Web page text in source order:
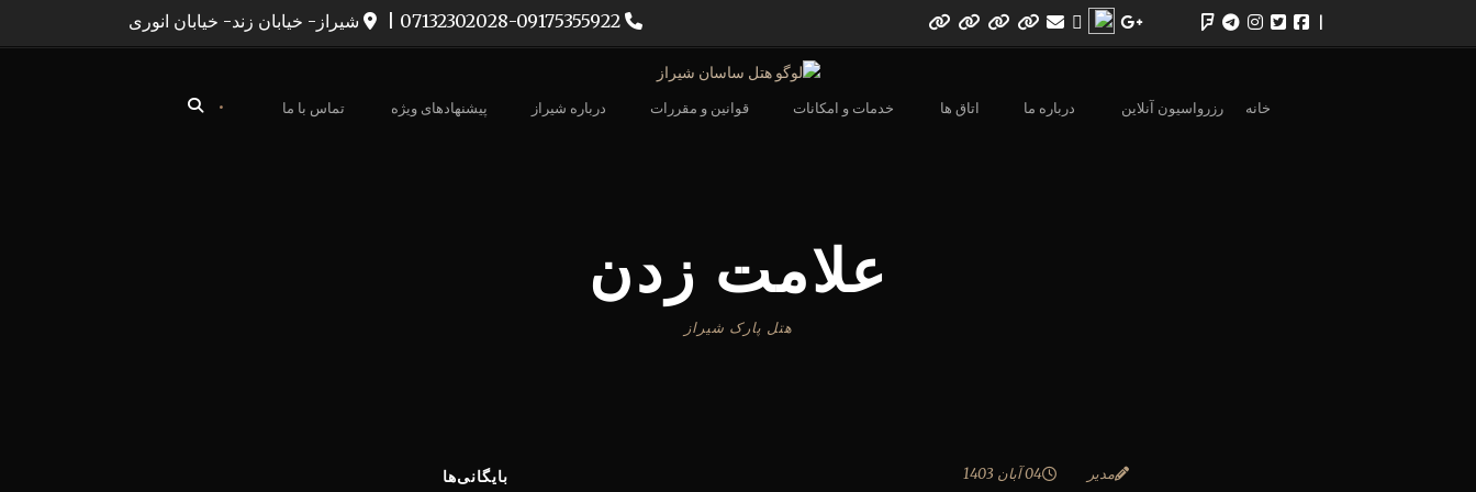
شیراز- خیابان زند- خیابان انوری
خانه رزرواسیون آنلاین درباره ما اتاق ها خدمات و امکانات قوانین و مقررات درباره شیراز پیشنهادهای ویژه تماس با ما •
علامت زدن
هتل پارک شیراز
04 آبان 1403 مدیر بایگانی‌ها